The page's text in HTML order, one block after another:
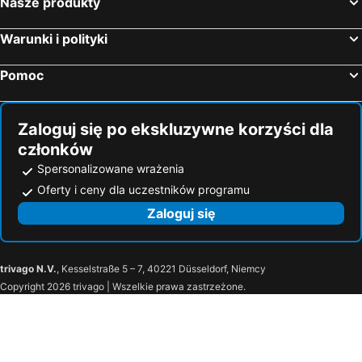
Hotele — Praia de Esmoriz
Hotele — Cabeceiras de Basto
Hotele — Felgueiras
Warunki i polityki
Pomoc
Zaloguj się po ekskluzywne korzyści dla
członków
Spersonalizowane wrażenia
Oferty i ceny dla uczestników programu
Zaloguj się
trivago N.V., Kesselstraße 5 – 7, 40221 Düsseldorf, Niemcy
Copyright 2026 trivago | Wszelkie prawa zastrzeżone.